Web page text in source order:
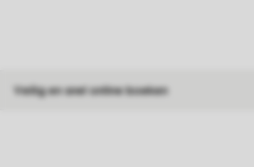
Veilig en snel online boeken